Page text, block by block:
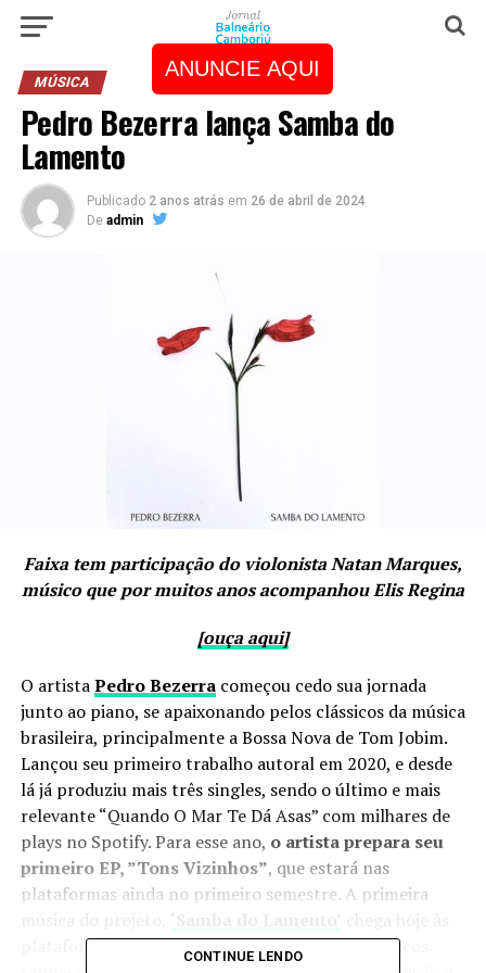
ANUNCIE AQUI
MÚSICA
Pedro Bezerra lança Samba do
Lamento
Publicado 2 anos atrás em 26 de abril de 2024
De admin
Faixa tem participação do violonista Natan Marques,
músico que por muitos anos acompanhou Elis Regina
[ouça aqui]
O artistaPedro Bezerracomeçou cedo sua jornada
junto ao piano, se apaixonando pelos clássicos da música
brasileira, principalmente a Bossa Nova de Tom Jobim.
Lançou seu primeiro trabalho autoral em 2020, e desde
lá já produziu mais três singles, sendo o último e mais
relevante “Quando O Mar Te Dá Asas” com milhares de
plays no Spotify. Para esse ano, o artista prepara seu
primeiro EP, ”Tons Vizinhos”, que estará nas
plataformas ainda no primeiro semestre. A primeira
plataformas, e conta com a participação de músicos
CONTINUE LENDO